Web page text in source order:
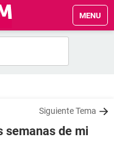
MENU
Siguiente Tema
semanas de mi